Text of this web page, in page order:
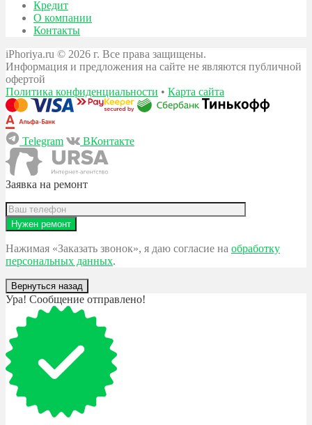
Кредит
О компании
Контакты
iPhoriya.ru © 2026 г. Все права защищены.
Информация и предложения на сайте не являются публичной
офертой
Политика конфиденциальности • Карта сайта
Telegram ВКонтакте
Заявка на ремонт
Нажимая «Заказать звонок», я даю согласие на обработку
персональных данных.
Вернуться назад
Ура! Сообщение отправлено!